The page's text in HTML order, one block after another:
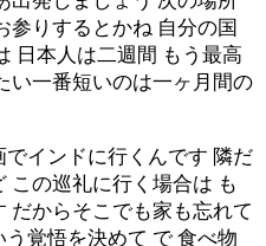
参りするとかね 自分の国
日本人は二週間 もう最高
い一番短いのは一ヶ月間の
インドに行くんです 隣だ
この巡礼に行く場合は も
だからそこでも家も忘れて
覚悟を決めて で 食べ物